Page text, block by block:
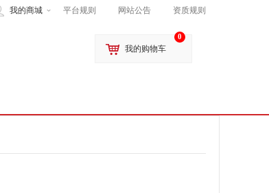
资质规则
网站公告
平台规则
我的商城
0
我的购物车